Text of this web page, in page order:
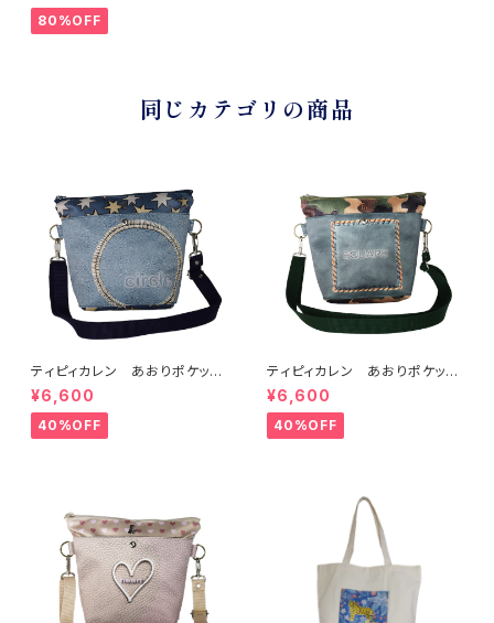
80%OFF
同じカテゴリの商品
ティピィカレン あおりポケット
サークルショルダーバッグ
¥6,600
40%OFF
ティピィカレン あおりポケット
スクエアショルダーバッグ
¥6,600
40%OFF